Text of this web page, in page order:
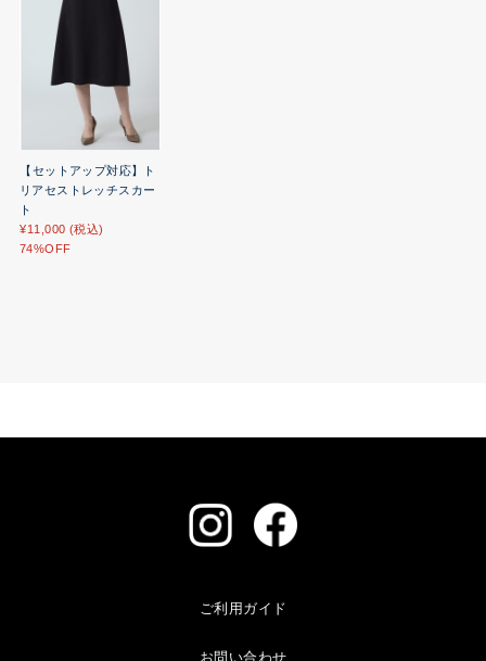
【セットアップ対応】ト
リアセストレッチスカー
ト
¥11,000 (税込)
74%OFF
ご利用ガイド
お問い合わせ